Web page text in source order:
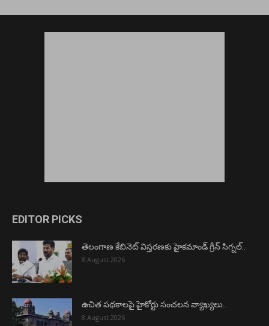
EDITOR PICKS
తెలంగాణ కేబినెట్ విస్తరణకు హైకమాండ్ గ్రీన్ సిగ్నల్..
8 August 2026
ఉచిత పథకాలపై హైకోర్టు సంచలన వ్యాఖ్యలు..
8 August 2026